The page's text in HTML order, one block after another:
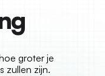
groter je
zullen zijn.